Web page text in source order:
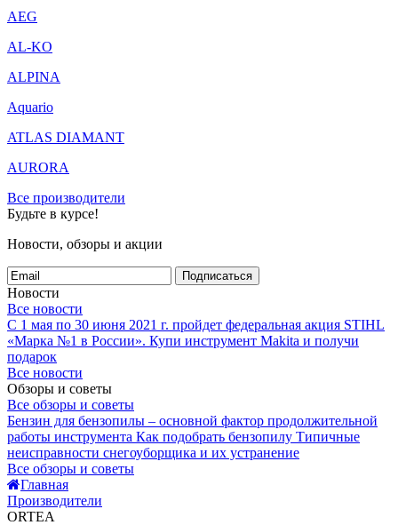
AEG
AL-KO
ALPINA
Aquario
ATLAS DIAMANT
AURORA
Все производители
Будьте в курсе!
Новости, обзоры и акции
Подписаться
Новости
Все новости
С 1 мая по 30 июня 2021 г. пройдет федеральная акция STIHL
«Марка №1 в России». Купи инструмент Makita и получи
подарок
Все новости
Обзоры и советы
Все обзоры и советы
Бензин для бензопилы – основной фактор продолжительной
работы инструмента Как подобрать бензопилу Типичные
неисправности снегоуборщика и их устранение
Все обзоры и советы
Главная
Производители
ORTEA